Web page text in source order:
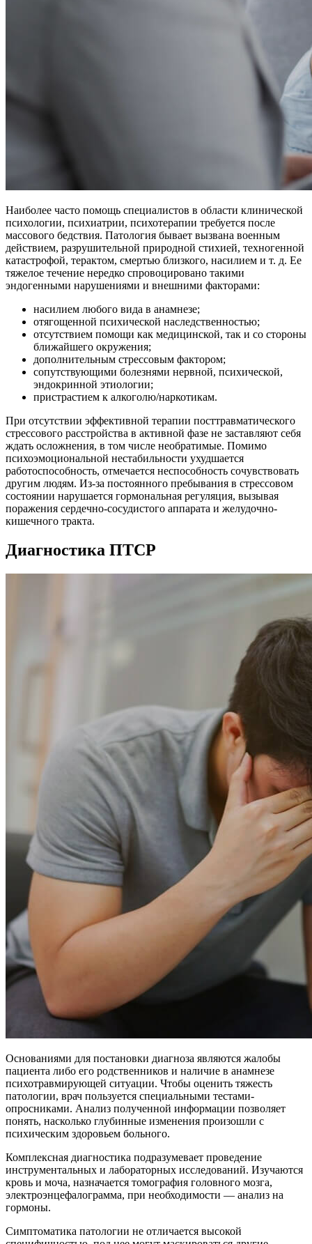
Наиболее часто помощь специалистов в области клинической
психологии, психиатрии, психотерапии требуется после
массового бедствия. Патология бывает вызвана военным
действием, разрушительной природной стихией, техногенной
катастрофой, терактом, смертью близкого, насилием и т. д. Ее
тяжелое течение нередко спровоцировано такими
эндогенными нарушениями и внешними факторами:
насилием любого вида в анамнезе;
отягощенной психической наследственностью;
отсутствием помощи как медицинской, так и со стороны
ближайшего окружения;
дополнительным стрессовым фактором;
сопутствующими болезнями нервной, психической,
эндокринной этиологии;
пристрастием к алкоголю/наркотикам.
При отсутствии эффективной терапии посттравматического
стрессового расстройства в активной фазе не заставляют себя
ждать осложнения, в том числе необратимые. Помимо
психоэмоциональной нестабильности ухудшается
работоспособность, отмечается неспособность сочувствовать
другим людям. Из-за постоянного пребывания в стрессовом
состоянии нарушается гормональная регуляция, вызывая
поражения сердечно-сосудистого аппарата и желудочно-
кишечного тракта.
Диагностика ПТСР
Основаниями для постановки диагноза являются жалобы
пациента либо его родственников и наличие в анамнезе
психотравмирующей ситуации. Чтобы оценить тяжесть
патологии, врач пользуется специальными тестами-
опросниками. Анализ полученной информации позволяет
понять, насколько глубинные изменения произошли с
психическим здоровьем больного.
Комплексная диагностика подразумевает проведение
инструментальных и лабораторных исследований. Изучаются
кровь и моча, назначается томография головного мозга,
электроэнцефалограмма, при необходимости — анализ на
гормоны.
Симптоматика патологии не отличается высокой